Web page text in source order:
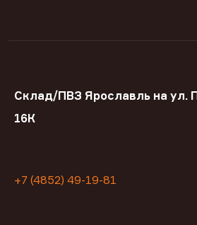
Склад/ПВЗ Ярославль на ул.
16К
+7 (4852) 49-19-81